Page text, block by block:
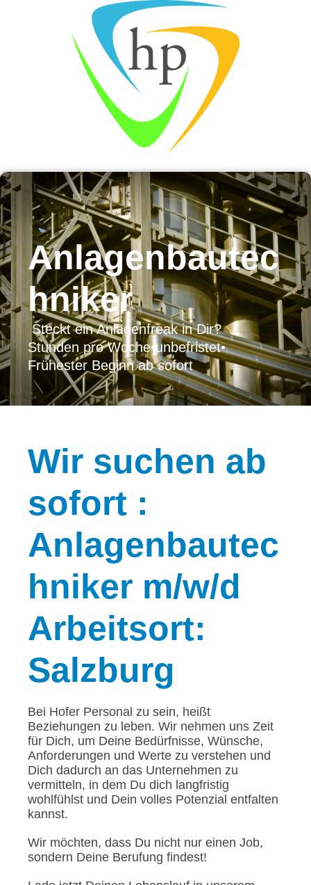
Anlagenbautec
hniker
Steckt ein Anlagenfreak in Dir?
Stunden pro Woche•unbefristet•
Frühester Beginn ab sofort
Wir suchen ab
sofort :
Anlagenbautec
hniker m/w/d
Arbeitsort:
Salzburg
Bei Hofer Personal zu sein, heißt
Beziehungen zu leben. Wir nehmen uns Zeit
für Dich, um Deine Bedürfnisse, Wünsche,
Anforderungen und Werte zu verstehen und
Dich dadurch an das Unternehmen zu
vermitteln, in dem Du dich langfristig
wohlfühlst und Dein volles Potenzial entfalten
kannst.
Wir möchten, dass Du nicht nur einen Job,
sondern Deine Berufung findest!